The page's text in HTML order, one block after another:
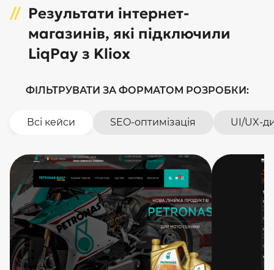
Результати інтернет-
магазинів, які підключили
LiqPay з Kliox
ФІЛЬТРУВАТИ ЗА ФОРМАТОМ РОЗРОБКИ:
Всі кейси SEO-оптимізація UI/UX-